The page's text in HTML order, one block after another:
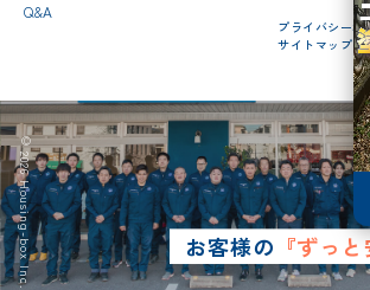
Q&A
プライバシーポ
サイトマップ
お客様の 『ずっ
© 2026 Housing-box Inc.